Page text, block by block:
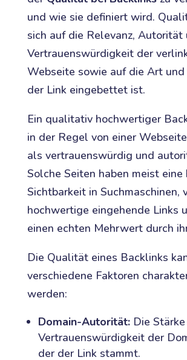
und wie sie definiert wird.
sich auf die Relevanz, Autorität
Vertrauenswürdigkeit der
Webseite sowie auf die Art
der Link eingebettet ist.
Ein qualitativ hochwertiger
in der Regel von einer
als vertrauenswürdig und
Solche Seiten haben meist eine
Sichtbarkeit in Suchmaschinen,
hochwertige eingehende Links
einen echten Mehrwert durch
Die Qualität eines Backlinks
verschiedene Faktoren
werden:
Domain-Autorität:Die Stärke
Vertrauenswürdigkeit der
der der Link stammt.